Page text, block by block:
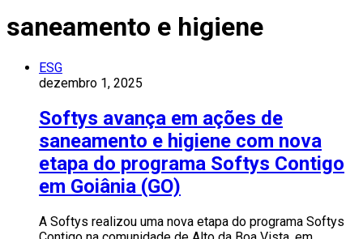
saneamento e higiene
ESG
dezembro 1, 2025
Softys avança em ações de
saneamento e higiene com nova
etapa do programa Softys Contigo
em Goiânia (GO)
A Softys realizou uma nova etapa do programa Softys